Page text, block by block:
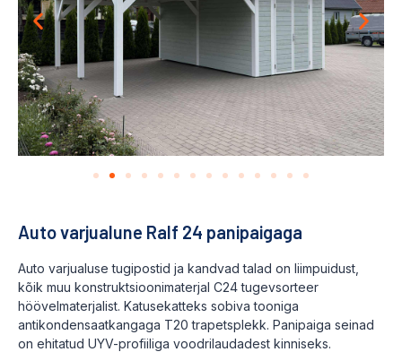
Auto varjualune Ralf 24 panipaigaga
Auto varjualuse tugipostid ja kandvad talad on liimpuidust,
kõik muu konstruktsioonimaterjal C24 tugevsorteer
höövelmaterjalist. Katusekatteks sobiva tooniga
antikondensaatkangaga T20 trapetsplekk. Panipaiga seinad
on ehitatud UYV-profiiliga voodrilaudadest kinniseks.